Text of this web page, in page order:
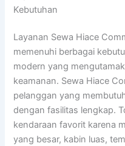
Kebutuhan
Layanan Sewa Hiace
memenuhi berbagai
modern yang
keamanan. Sewa Hiace
pelanggan yang
dengan fasilitas lengkap.
kendaraan favorit karena
yang besar, kabin luas,